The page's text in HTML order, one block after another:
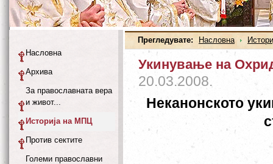
Прегледувате: Насловна
Укинување на
20.03.2008.
Неканонското
Насловна
Архива
За православната вера
и живот...
Историја на МПЦ
Против сектите
Големи православни